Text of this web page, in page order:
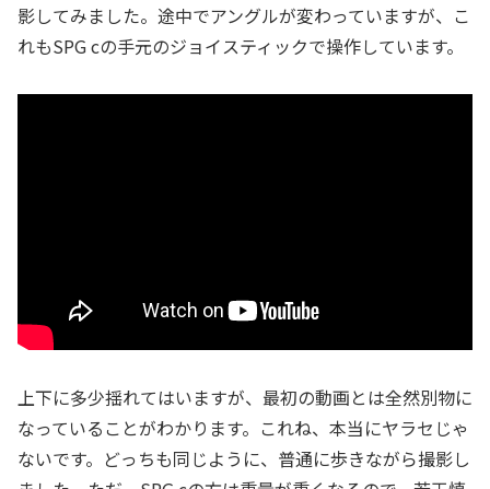
影してみました。途中でアングルが変わっていますが、こ
れもSPG cの手元のジョイスティックで操作しています。
上下に多少揺れてはいますが、最初の動画とは全然別物に
なっていることがわかります。これね、本当にヤラセじゃ
ないです。どっちも同じように、普通に歩きながら撮影し